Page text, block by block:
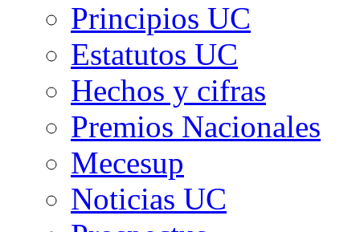
Principios UC
Estatutos UC
Hechos y cifras
Premios Nacionales
Mecesup
Noticias UC